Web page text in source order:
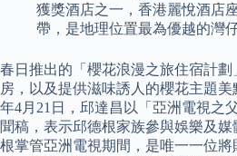
獲獎酒店之一，香港麗悅酒店
帶，是地理位置最為優越的灣
春日推出的「櫻花浪漫之旅住宿計
房，以及提供滋味誘人的櫻花主題
年4月21日，邱達昌以「亞洲電視之
聞稿，表示邱德根家族參與娛樂及
根掌管亞洲電視期間，是唯一一位